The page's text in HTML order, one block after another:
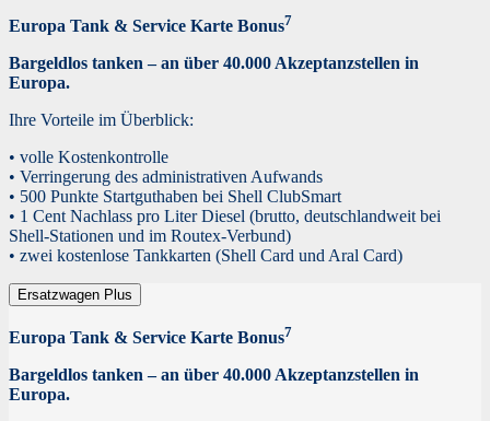
Europa Tank & Service Karte Bonus7
Bargeldlos tanken – an über 40.000 Akzeptanzstellen in
Europa.
Ihre Vorteile im Überblick:
• volle Kostenkontrolle
• Verringerung des administrativen Aufwands
• 500 Punkte Startguthaben bei Shell ClubSmart
• 1 Cent Nachlass pro Liter Diesel (brutto, deutschlandweit bei
Shell-Stationen und im Routex-Verbund)
• zwei kostenlose Tankkarten (Shell Card und Aral Card)
Ersatzwagen Plus
Europa Tank & Service Karte Bonus7
Bargeldlos tanken – an über 40.000 Akzeptanzstellen in
Europa.